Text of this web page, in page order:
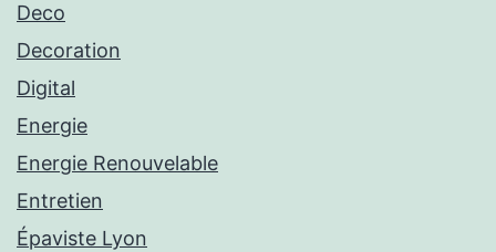
Deco
Decoration
Digital
Energie
Energie Renouvelable
Entretien
Épaviste Lyon